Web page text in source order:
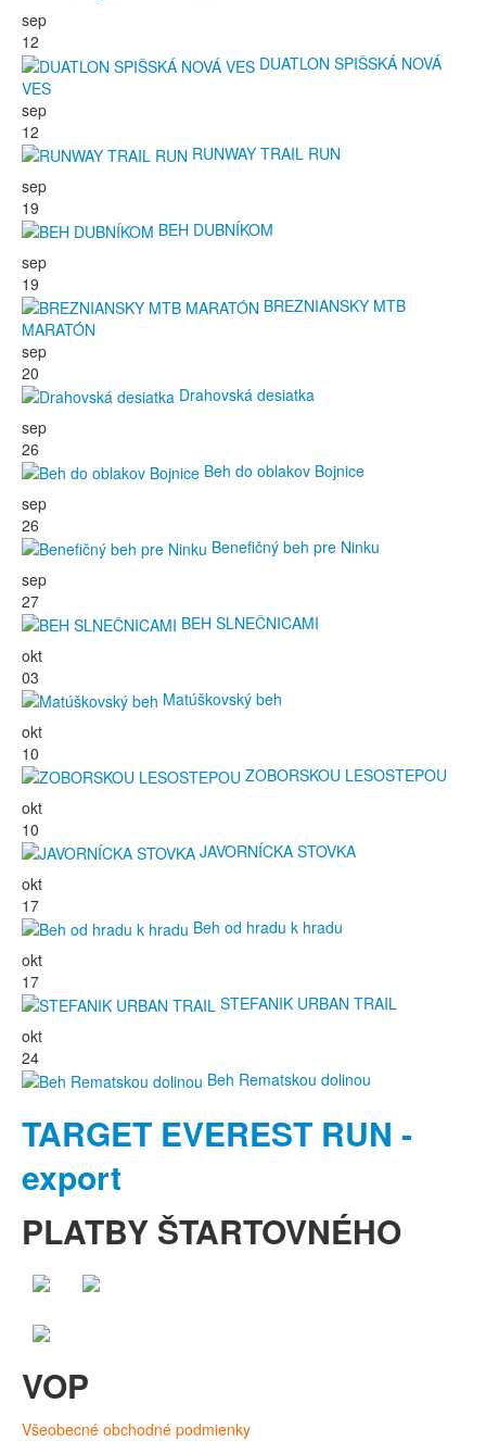
sep
12
DUATLON SPIŠSKÁ NOVÁ
VES
sep
12
RUNWAY TRAIL RUN
sep
19
BEH DUBNÍKOM
sep
19
BREZNIANSKY MTB
MARATÓN
sep
20
Drahovská desiatka
sep
26
Beh do oblakov Bojnice
sep
26
Benefičný beh pre Ninku
sep
27
BEH SLNEČNICAMI
okt
03
Matúškovský beh
okt
10
ZOBORSKOU LESOSTEPOU
okt
10
JAVORNÍCKA STOVKA
okt
17
Beh od hradu k hradu
okt
17
STEFANIK URBAN TRAIL
okt
24
Beh Rematskou dolinou
TARGET EVEREST RUN -
export
PLATBY ŠTARTOVNÉHO
VOP
Všeobecné obchodné podmienky